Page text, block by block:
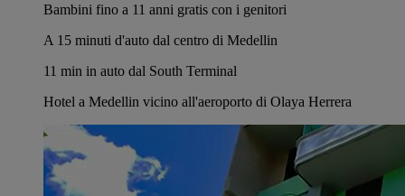
Bambini fino a 11 anni gratis con i genitori
A 15 minuti d'auto dal centro di Medellin
11 min in auto dal South Terminal
Hotel a Medellin vicino all'aeroporto di Olaya Herrera